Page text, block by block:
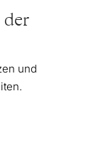
der
und